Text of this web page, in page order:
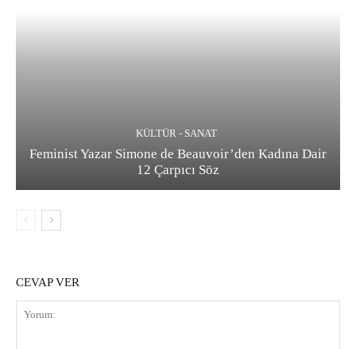
KÜLTÜR - SANAT
Feminist Yazar Simone de Beauvoir’den Kadına Dair
12 Çarpıcı Söz
CEVAP VER